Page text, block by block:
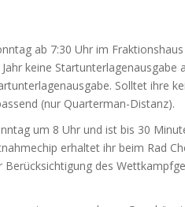
ab 7:30 Uhr im
keine
Solltet ihre
(nur Quarterman-Distanz).
um 8 Uhr und ist bis 30
erhaltet ihr beim Rad
des